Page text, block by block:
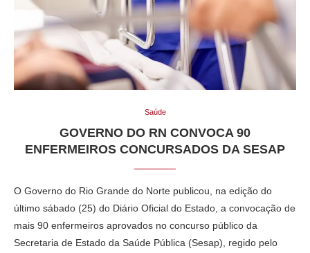
Saúde
GOVERNO DO RN CONVOCA 90
ENFERMEIROS CONCURSADOS DA SESAP
O Governo do Rio Grande do Norte publicou, na edição do
último sábado (25) do Diário Oficial do Estado, a convocação de
mais 90 enfermeiros aprovados no concurso público da
Secretaria de Estado da Saúde Pública (Sesap), regido pelo